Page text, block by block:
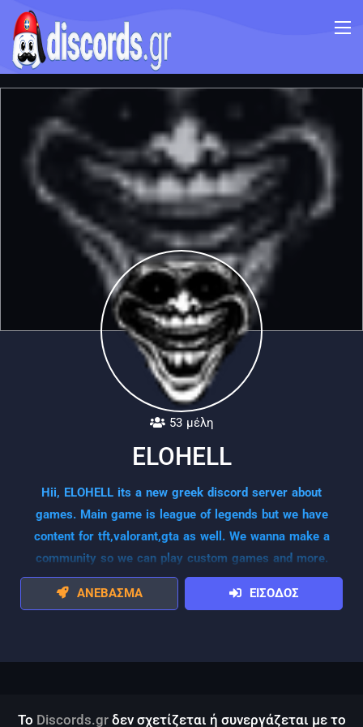
53 μέλη
ELOHELL
Hii, ELOHELL its a new greek discord server about
games. Main game is league of legends but we have
content for tft,valorant,gta as well. We wanna make a
community so we can play custom games and more.
ΑΝΕΒΑΣΜΑ ΕΙΣΟΔΟΣ
Το Discords.grδεν σχετίζεται ή συνεργάζεται με το